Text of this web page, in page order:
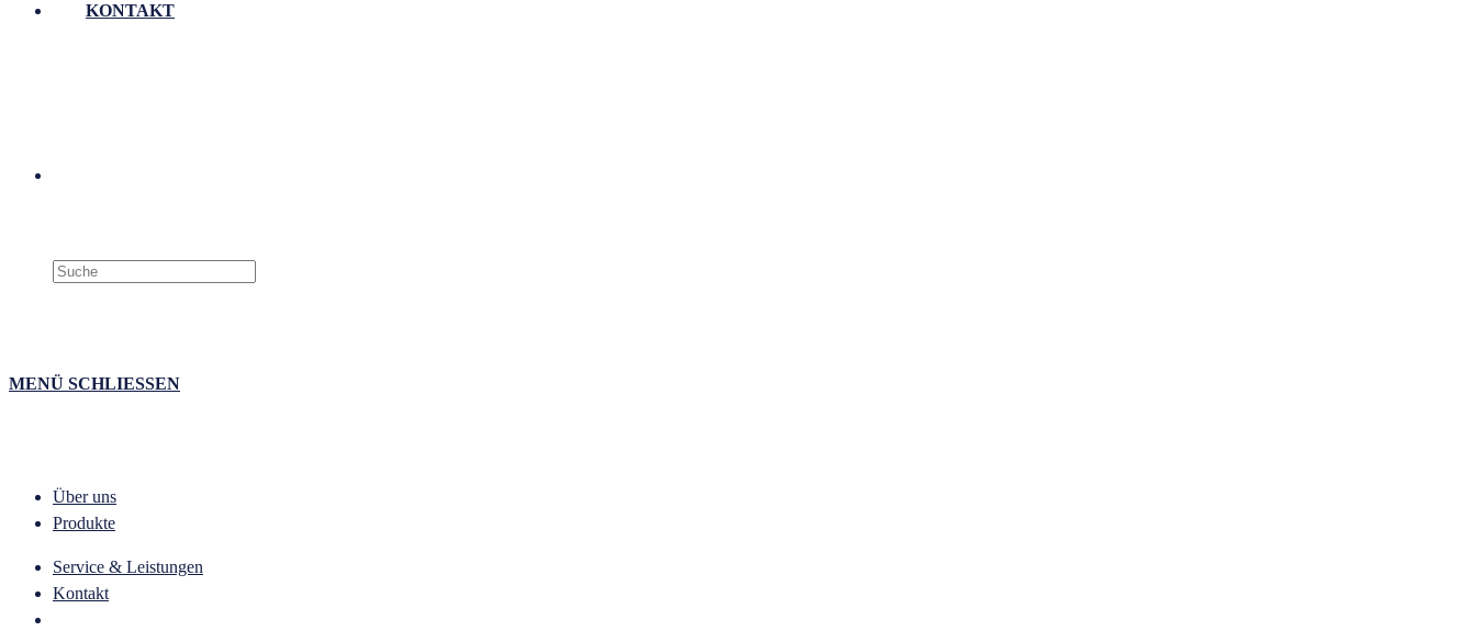
KONTAKT
Search
MENÜ SCHLIESSEN
Über uns
Produkte
Service & Leistungen
Kontakt